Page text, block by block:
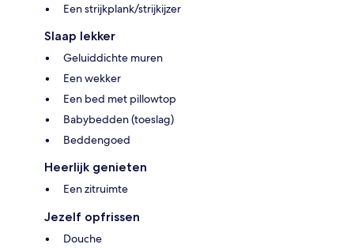
Een strijkplank/strijkijzer
Slaap lekker
Geluiddichte muren
Een wekker
Een bed met pillowtop
Babybedden (toeslag)
Beddengoed
Heerlijk genieten
Een zitruimte
Jezelf opfrissen
Douche